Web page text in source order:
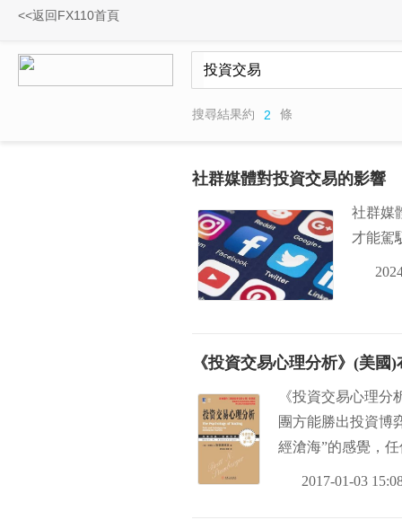
<<返回FX110首頁
搜尋結果約 2 條
社群媒體對投資交易的影響
社群媒
才能駕
《投資交易心理分析》(美
《投資交易心理
團方能勝出投資博
經滄海”的感覺，
2017-01-03